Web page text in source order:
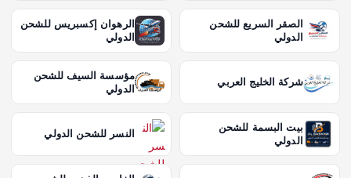
الصقر السريع للشحن
الدولي
الرهوان إكسبريس للشحن
الدولي
شركة الخليج العربي
مؤسسة السيف للشحن
الدولي
بيت البسمة للشحن
الدولي
النسر للشحن الدولي